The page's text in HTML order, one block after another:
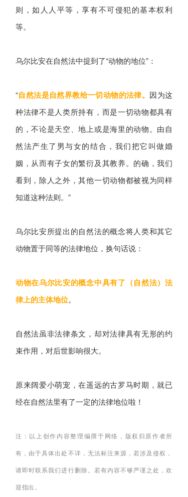
则，如人人平等，享有不可侵犯的基本权利
等。
乌尔比安在自然法中提到了“动物的地位”：
“自然法是自然界教给一切动物的法律。 因为这
种法律不是人类所持有，而是一切动物都具有
的，不论是天空、地上或是海里的动物。由自
然法产生了男与女的结合，我们把它叫做婚
姻，从而有子女的繁衍及其教养。的确，我们
看到，除人之外，其他一切动物都被视为同样
知道这种法则。”
乌尔比安所提出的自然法的概念将人类和其它
动物置于同等的法律地位，换句话说：
动物在乌尔比安的概念中具有了（自然法）法
律上的主体地位。
自然法虽非法律条文，却对法律具有无形的约
束作用，对后世影响很大。
原来阔爱小萌宠，在遥远的古罗马时期，就已
经在自然法里有了一定的法律地位啦！
注：以上创作内容整理编撰于网络，版权归原作者所
有，由于具体出处不详，无法标注来源，若涉及侵权，
请即时联系我们进行删除。若有内容不够严谨之处，欢
迎指出。